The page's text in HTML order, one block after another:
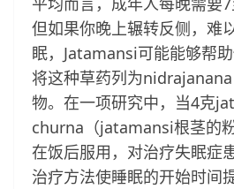
但如果你晚上辗转反侧，难
眠，Jatamansi可能能够帮
将这种草药列为
物。在一项研究中，当4克
churna（jatamansi根茎的
在饭后服用，对治疗失眠症
治疗方法使睡眠的开始时间